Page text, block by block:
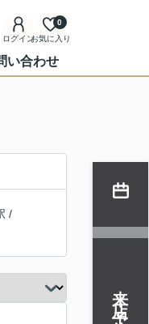
ログインお気に入り
0
い合わせ
/
来店予約